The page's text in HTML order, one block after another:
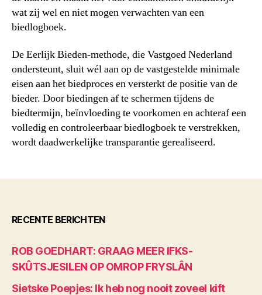
wat zij wel en niet mogen verwachten van een
biedlogboek.
De Eerlijk Bieden-methode, die Vastgoed Nederland
ondersteunt, sluit wél aan op de vastgestelde minimale
eisen aan het biedproces en versterkt de positie van de
bieder. Door biedingen af te schermen tijdens de
biedtermijn, beïnvloeding te voorkomen en achteraf een
volledig en controleerbaar biedlogboek te verstrekken,
wordt daadwerkelijke transparantie gerealiseerd.
RECENTE BERICHTEN
ROB GOEDHART: GRAAG MEER IFKS-
SKÛTSJESILEN OP OMROP FRYSLÂN
Sietske Poepjes: Ik heb nog nooit zoveel kift